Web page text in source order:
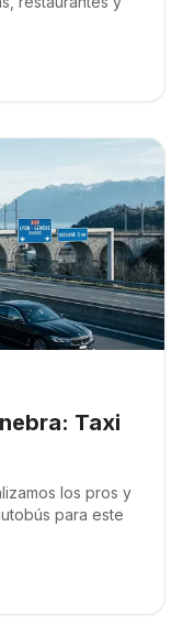
Taxi
los pros y
para este